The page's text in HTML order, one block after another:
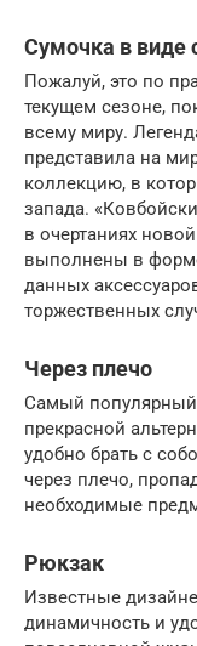
Сумочка в виде
Пожалуй, это по
текущем сезоне,
всему миру.
представила на
коллекцию, в
запада.
в очертаниях
выполнены в
данных
торжественных
Через плечо
Самый популярный
прекрасной
удобно брать с
через плечо,
необходимые
Рюкзак
Известные
динамичность и